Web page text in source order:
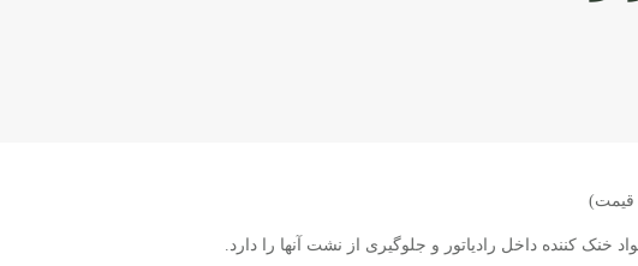
قیمت)
کننده داخل رادیاتور و جلوگیری از نشت آنها را دارد.